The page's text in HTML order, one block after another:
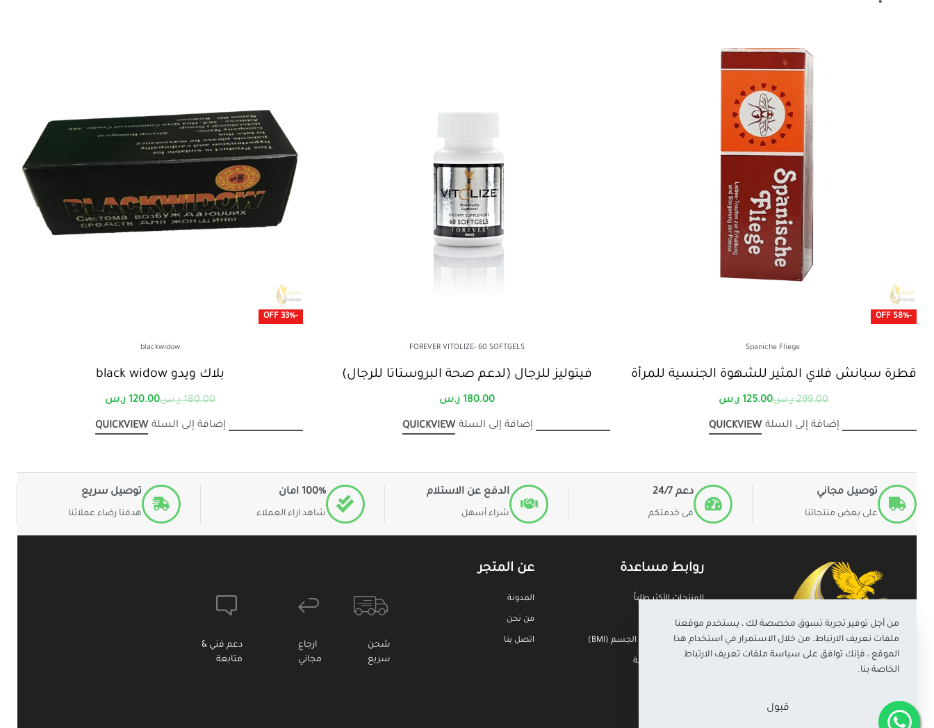
-58% OFF
Spaniche Fliege
قطرة سبانش فلاي المثير للشهوة الجنسية للمرأة
299.00 ر.س125.00 ر.س
إضافة إلى السلة QUICKVIEW
FOREVER VITOLIZE- 60 SOFTGELS
فيتوليز للرجال (لدعم صحة البروستاتا للرجال)
180.00 ر.س
إضافة إلى السلة QUICKVIEW
-33% OFF
blackwidow
بلاك ويدو black widow
180.00 ر.س120.00 ر.س
إضافة إلى السلة QUICKVIEW
توصيل مجاني
على بعض منتجاتنا
دعم 24/7
فى خدمتكم
الدفع عن الاستلام
شراء أسهل
100% امان
شاهد اراء العملاء
توصيل سريع
هدفنا رضاء عملائنا
روابط مساعدة
المنتجات الأكثر طلباً
أحدث المنتجات
حاسبة مؤشر كتلة الجسم (BMI)
سياسة الخصوصية
عن المتجر
المدونة
من نحن
اتصل بنا
شحن
سريع
ارجاع
مجاني
دعم فني &
متابعة
من أجل توفير تجربة تسوق مخصصة لك ، يستخدم موقعنا
ملفات تعريف الارتباط. من خلال الاستمرار في استخدام هذا
الموقع ، فإنك توافق على سياسة ملفات تعريف الارتباط
الخاصة بنا.
قبول